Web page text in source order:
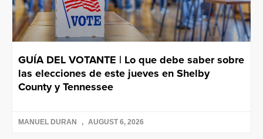
GUÍA DEL VOTANTE | Lo que debe saber sobre
las elecciones de este jueves en Shelby
County y Tennessee
MANUEL DURAN AUGUST 6, 2026